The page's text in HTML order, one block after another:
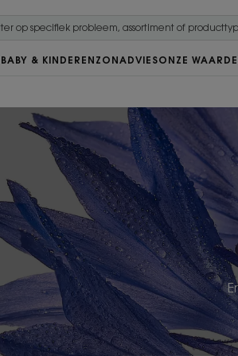
BABY & KINDEREN ZONADVIESONZE